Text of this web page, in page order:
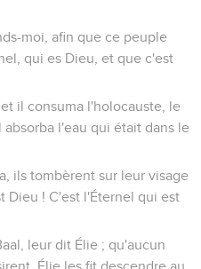
moi, afin que ce peuple
qui es Dieu, et que c'est
il consuma l'holocauste, le
l'eau qui était dans le
ils tombèrent sur leur visage
Dieu ! C'est l'Éternel qui est
leur dit Élie ; qu'aucun
Élie les fit descendre au